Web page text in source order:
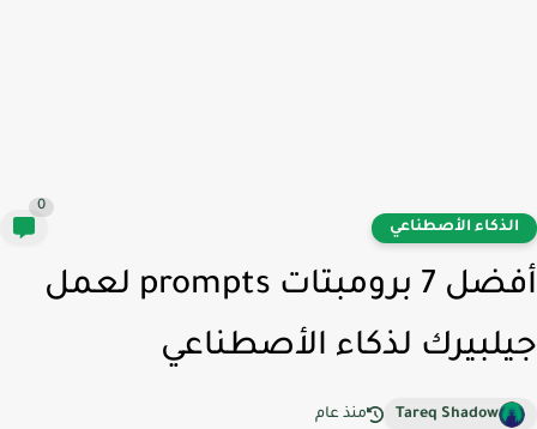
الأصطناعي
أفضل 7 برومبتات prompts لعمل
لذكاء الأصطناعي
Tareq Shadow منذ عام